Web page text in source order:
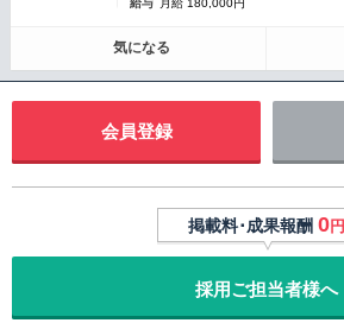
給与
月給 180,000円
気になる
会員登録
掲載料･成果報酬 0円
採用ご担当者様へ